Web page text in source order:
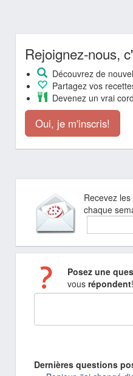
Rejoignez-nous,
Découvrez de
Partagez vos
Devenez un vrai
Oui, je m'inscris!
Recevez
chaque
Posez une
vous répondent!
Dernières questions